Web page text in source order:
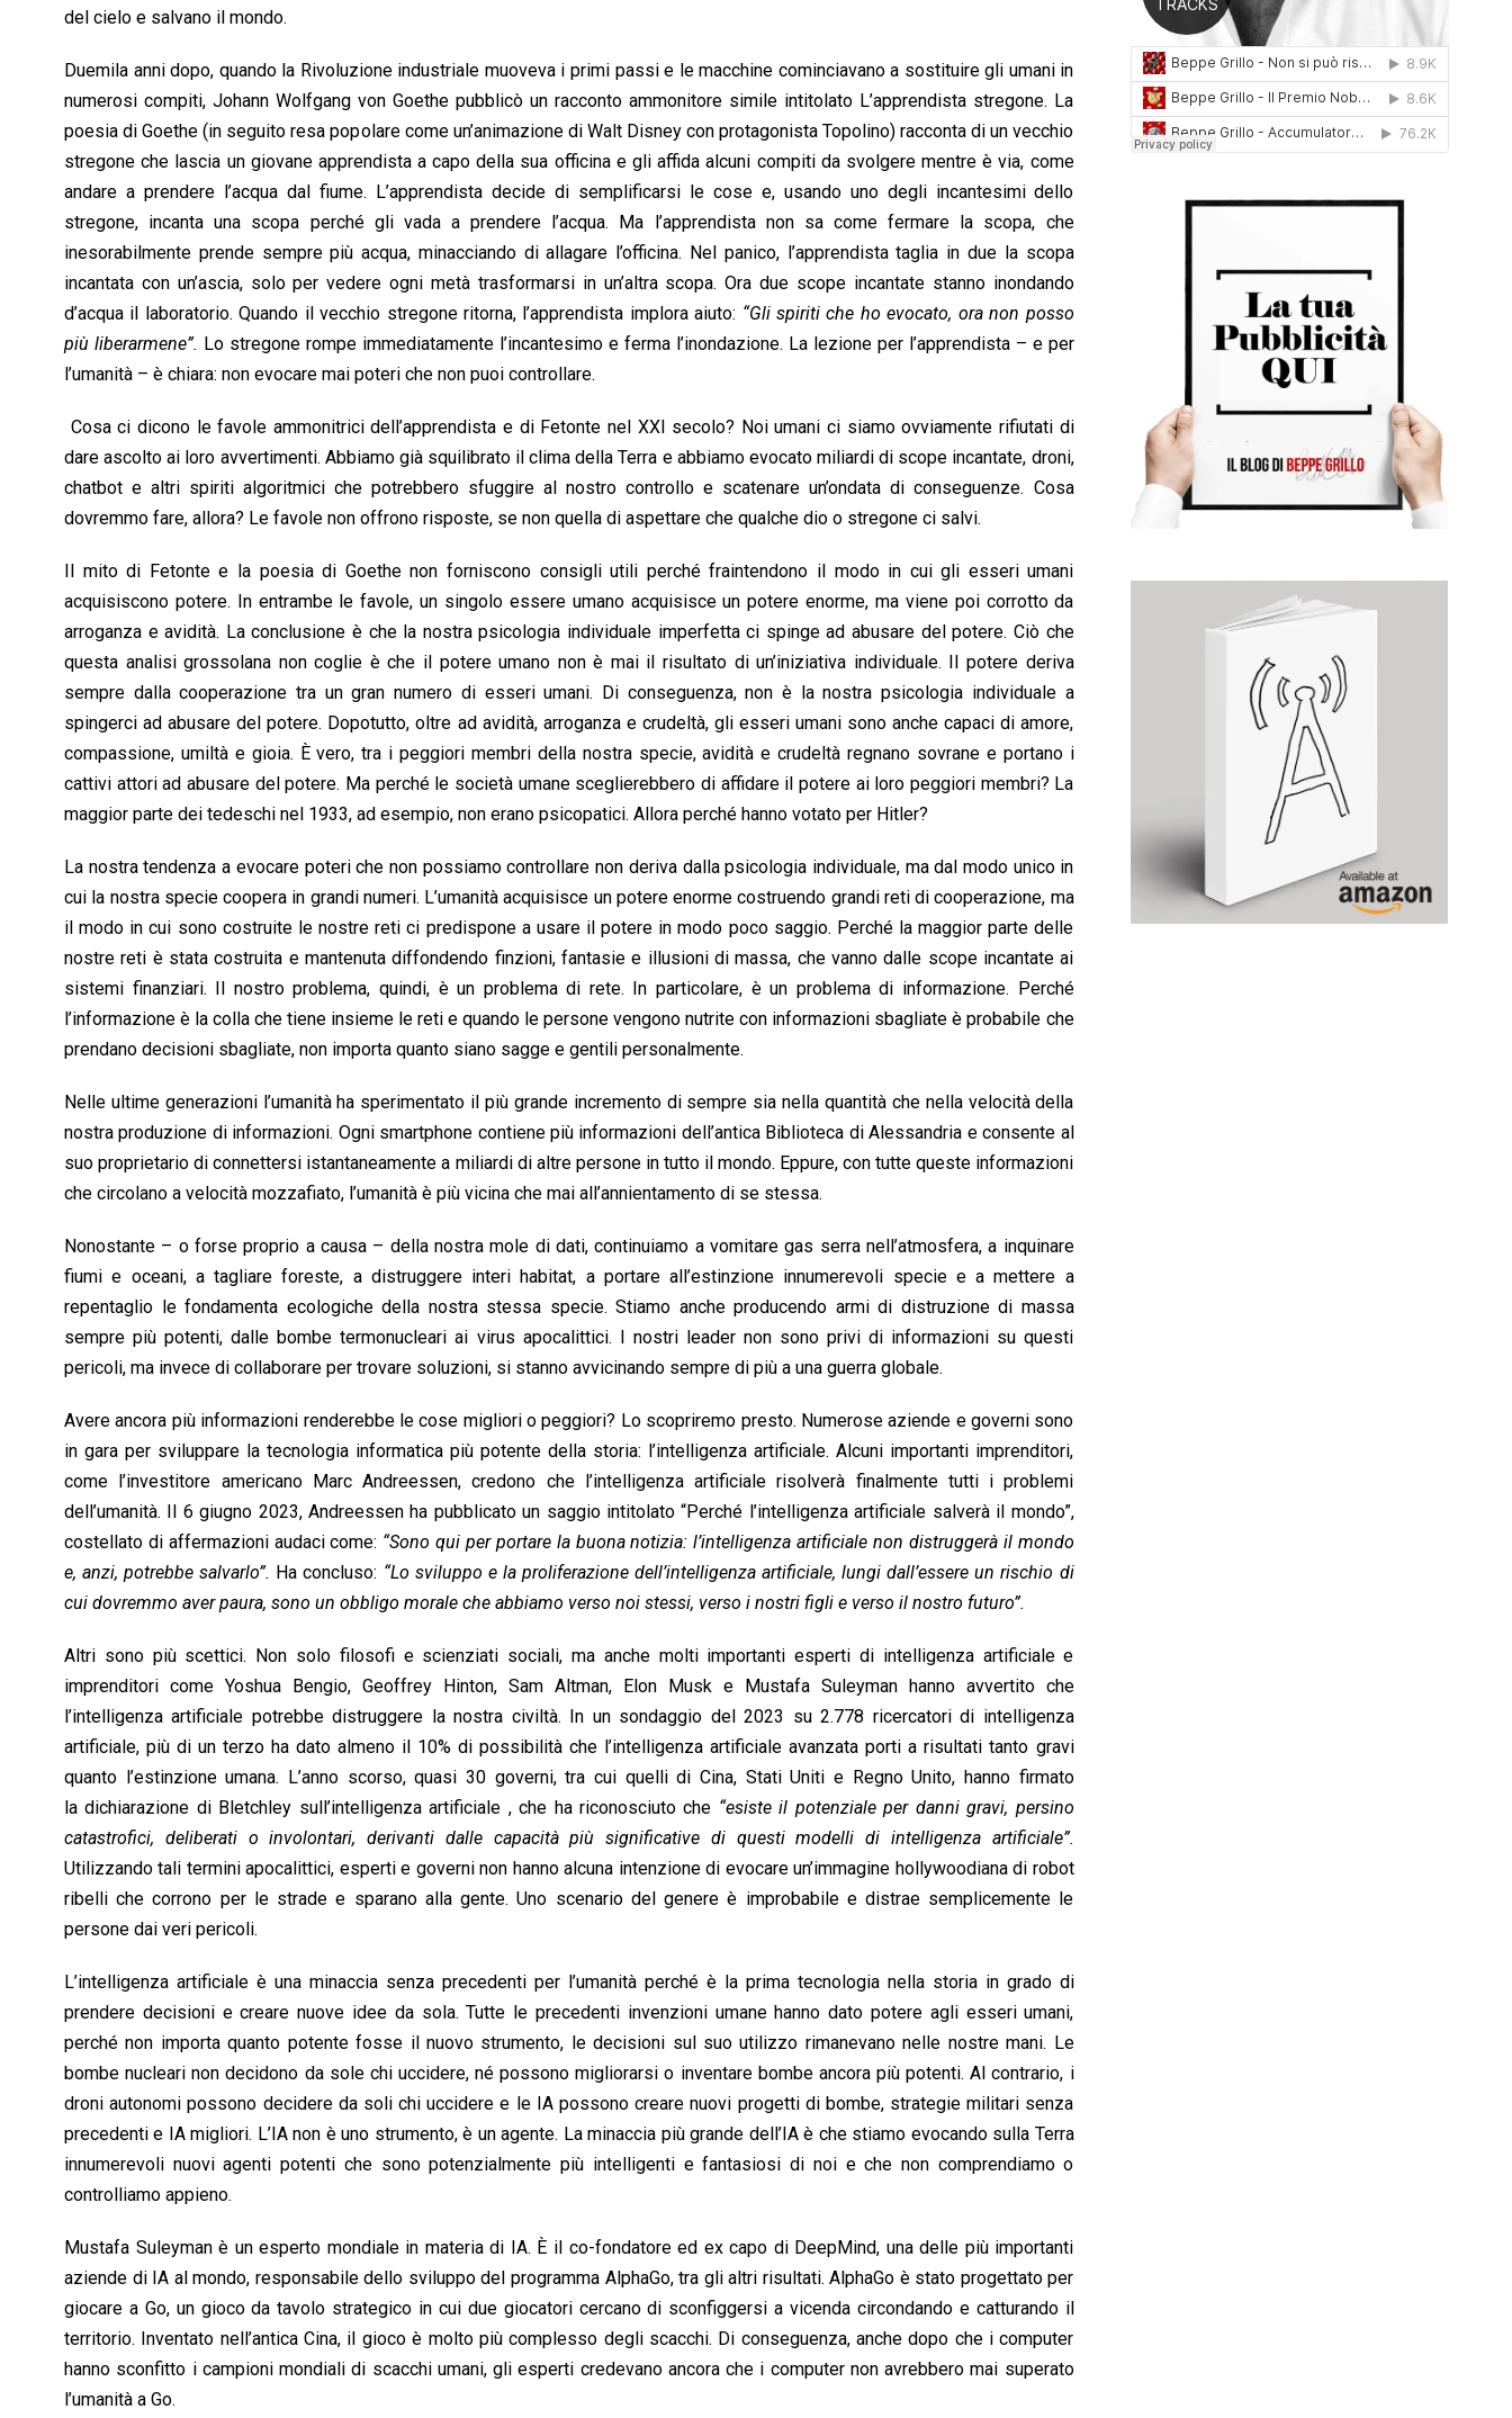
del cielo e salvano il mondo.
Duemila anni dopo, quando la Rivoluzione industriale muoveva i primi passi e le macchine cominciavano a sostituire gli umani in
numerosi compiti, Johann Wolfgang von Goethe pubblicò un racconto ammonitore simile intitolato L’apprendista stregone. La
poesia di Goethe (in seguito resa popolare come un’animazione di Walt Disney con protagonista Topolino) racconta di un vecchio
stregone che lascia un giovane apprendista a capo della sua officina e gli affida alcuni compiti da svolgere mentre è via, come
andare a prendere l’acqua dal fiume. L’apprendista decide di semplificarsi le cose e, usando uno degli incantesimi dello
stregone, incanta una scopa perché gli vada a prendere l’acqua. Ma l’apprendista non sa come fermare la scopa, che
inesorabilmente prende sempre più acqua, minacciando di allagare l’officina. Nel panico, l’apprendista taglia in due la scopa
incantata con un’ascia, solo per vedere ogni metà trasformarsi in un’altra scopa. Ora due scope incantate stanno inondando
d’acqua il laboratorio. Quando il vecchio stregone ritorna, l’apprendista implora aiuto: “Gli spiriti che ho evocato, ora non posso
più liberarmene”. Lo stregone rompe immediatamente l’incantesimo e ferma l’inondazione. La lezione per l’apprendista – e per
l’umanità – è chiara: non evocare mai poteri che non puoi controllare.
Cosa ci dicono le favole ammonitrici dell’apprendista e di Fetonte nel XXI secolo? Noi umani ci siamo ovviamente rifiutati di
dare ascolto ai loro avvertimenti. Abbiamo già squilibrato il clima della Terra e abbiamo evocato miliardi di scope incantate, droni,
chatbot e altri spiriti algoritmici che potrebbero sfuggire al nostro controllo e scatenare un’ondata di conseguenze. Cosa
dovremmo fare, allora? Le favole non offrono risposte, se non quella di aspettare che qualche dio o stregone ci salvi.
Il mito di Fetonte e la poesia di Goethe non forniscono consigli utili perché fraintendono il modo in cui gli esseri umani
acquisiscono potere. In entrambe le favole, un singolo essere umano acquisisce un potere enorme, ma viene poi corrotto da
arroganza e avidità. La conclusione è che la nostra psicologia individuale imperfetta ci spinge ad abusare del potere. Ciò che
questa analisi grossolana non coglie è che il potere umano non è mai il risultato di un’iniziativa individuale. Il potere deriva
sempre dalla cooperazione tra un gran numero di esseri umani. Di conseguenza, non è la nostra psicologia individuale a
spingerci ad abusare del potere. Dopotutto, oltre ad avidità, arroganza e crudeltà, gli esseri umani sono anche capaci di amore,
compassione, umiltà e gioia. È vero, tra i peggiori membri della nostra specie, avidità e crudeltà regnano sovrane e portano i
cattivi attori ad abusare del potere. Ma perché le società umane sceglierebbero di affidare il potere ai loro peggiori membri? La
maggior parte dei tedeschi nel 1933, ad esempio, non erano psicopatici. Allora perché hanno votato per Hitler?
La nostra tendenza a evocare poteri che non possiamo controllare non deriva dalla psicologia individuale, ma dal modo unico in
cui la nostra specie coopera in grandi numeri. L’umanità acquisisce un potere enorme costruendo grandi reti di cooperazione, ma
il modo in cui sono costruite le nostre reti ci predispone a usare il potere in modo poco saggio. Perché la maggior parte delle
nostre reti è stata costruita e mantenuta diffondendo finzioni, fantasie e illusioni di massa, che vanno dalle scope incantate ai
sistemi finanziari. Il nostro problema, quindi, è un problema di rete. In particolare, è un problema di informazione. Perché
l’informazione è la colla che tiene insieme le reti e quando le persone vengono nutrite con informazioni sbagliate è probabile che
prendano decisioni sbagliate, non importa quanto siano sagge e gentili personalmente.
Nelle ultime generazioni l’umanità ha sperimentato il più grande incremento di sempre sia nella quantità che nella velocità della
nostra produzione di informazioni. Ogni smartphone contiene più informazioni dell’antica Biblioteca di Alessandria e consente al
suo proprietario di connettersi istantaneamente a miliardi di altre persone in tutto il mondo. Eppure, con tutte queste informazioni
che circolano a velocità mozzafiato, l’umanità è più vicina che mai all’annientamento di se stessa.
Nonostante – o forse proprio a causa – della nostra mole di dati, continuiamo a vomitare gas serra nell’atmosfera, a inquinare
fiumi e oceani, a tagliare foreste, a distruggere interi habitat, a portare all’estinzione innumerevoli specie e a mettere a
repentaglio le fondamenta ecologiche della nostra stessa specie. Stiamo anche producendo armi di distruzione di massa
sempre più potenti, dalle bombe termonucleari ai virus apocalittici. I nostri leader non sono privi di informazioni su questi
pericoli, ma invece di collaborare per trovare soluzioni, si stanno avvicinando sempre di più a una guerra globale.
Avere ancora più informazioni renderebbe le cose migliori o peggiori? Lo scopriremo presto. Numerose aziende e governi sono
in gara per sviluppare la tecnologia informatica più potente della storia: l’intelligenza artificiale. Alcuni importanti imprenditori,
come l’investitore americano Marc Andreessen, credono che l’intelligenza artificiale risolverà finalmente tutti i problemi
dell’umanità. Il 6 giugno 2023, Andreessen ha pubblicato un saggio intitolato “Perché l’intelligenza artificiale salverà il mondo”,
costellato di affermazioni audaci come: “Sono qui per portare la buona notizia: l’intelligenza artificiale non distruggerà il mondo
e, anzi, potrebbe salvarlo”. Ha concluso: “Lo sviluppo e la proliferazione dell’intelligenza artificiale, lungi dall’essere un rischio di
cui dovremmo aver paura, sono un obbligo morale che abbiamo verso noi stessi, verso i nostri figli e verso il nostro futuro”.
Altri sono più scettici. Non solo filosofi e scienziati sociali, ma anche molti importanti esperti di intelligenza artificiale e
imprenditori come Yoshua Bengio, Geoffrey Hinton, Sam Altman, Elon Musk e Mustafa Suleyman hanno avvertito che
l’intelligenza artificiale potrebbe distruggere la nostra civiltà. In un sondaggio del 2023 su 2.778 ricercatori di intelligenza
artificiale, più di un terzo ha dato almeno il 10% di possibilità che l’intelligenza artificiale avanzata porti a risultati tanto gravi
quanto l’estinzione umana. L’anno scorso, quasi 30 governi, tra cui quelli di Cina, Stati Uniti e Regno Unito, hanno firmato
la dichiarazione di Bletchley sull’intelligenza artificiale , che ha riconosciuto che “esiste il potenziale per danni gravi, persino
catastrofici, deliberati o involontari, derivanti dalle capacità più significative di questi modelli di intelligenza artificiale”.
Utilizzando tali termini apocalittici, esperti e governi non hanno alcuna intenzione di evocare un’immagine hollywoodiana di robot
ribelli che corrono per le strade e sparano alla gente. Uno scenario del genere è improbabile e distrae semplicemente le
persone dai veri pericoli.
L’intelligenza artificiale è una minaccia senza precedenti per l’umanità perché è la prima tecnologia nella storia in grado di
prendere decisioni e creare nuove idee da sola. Tutte le precedenti invenzioni umane hanno dato potere agli esseri umani,
perché non importa quanto potente fosse il nuovo strumento, le decisioni sul suo utilizzo rimanevano nelle nostre mani. Le
bombe nucleari non decidono da sole chi uccidere, né possono migliorarsi o inventare bombe ancora più potenti. Al contrario, i
droni autonomi possono decidere da soli chi uccidere e le IA possono creare nuovi progetti di bombe, strategie militari senza
precedenti e IA migliori. L’IA non è uno strumento, è un agente. La minaccia più grande dell’IA è che stiamo evocando sulla Terra
innumerevoli nuovi agenti potenti che sono potenzialmente più intelligenti e fantasiosi di noi e che non comprendiamo o
controlliamo appieno.
Mustafa Suleyman è un esperto mondiale in materia di IA. È il co-fondatore ed ex capo di DeepMind, una delle più importanti
aziende di IA al mondo, responsabile dello sviluppo del programma AlphaGo, tra gli altri risultati. AlphaGo è stato progettato per
giocare a Go, un gioco da tavolo strategico in cui due giocatori cercano di sconfiggersi a vicenda circondando e catturando il
territorio. Inventato nell’antica Cina, il gioco è molto più complesso degli scacchi. Di conseguenza, anche dopo che i computer
hanno sconfitto i campioni mondiali di scacchi umani, gli esperti credevano ancora che i computer non avrebbero mai superato
l’umanità a Go.